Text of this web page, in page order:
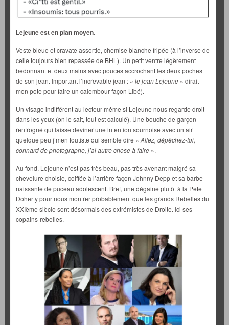
Lejeune est en plan moyen.
Veste bleue et cravate assortie, chemise blanche fripée (à l’inverse de
celle toujours bien repassée de BHL). Un petit ventre légèrement
bedonnant et deux mains avec pouces accrochant les deux poches
de son jean. Important l’increvable jean : « le jean Lejeune » dirait
mon pote pour faire un calembour façon Libé).
Un visage indifférent au lecteur même si Lejeune nous regarde droit
dans les yeux (on le sait, tout est calculé). Une bouche de garçon
renfrogné qui laisse deviner une intention sournoise avec un air
quelque peu j’men foutiste qui semble dire « Allez, dépêchez-toi,
connard de photographe, j’ai autre chose à faire ».
Au fond, Lejeune n’est pas très beau, pas très avenant malgré sa
chevelure choisie, coiffée à l’arrière façon Johnny Depp et sa barbe
naissante de puceau adolescent. Bref, une dégaine plutôt à la Pete
Doherty pour nous montrer probablement que les grands Rebelles du
XXIème siècle sont désormais des extrémistes de Droite. Ici ses
copains-rebelles.